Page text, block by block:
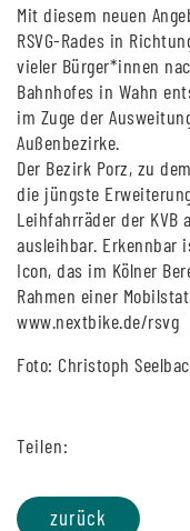
Mit diesem neuen
RSVG-Rades in
vieler Bürger*innen
Bahnhofes in Wahn
im Zuge der
Außenbezirke.
Der Bezirk Porz, zu
die jüngste
Leihfahrräder der KVB
ausleihbar. Erkennbar
Icon, das im Kölner
Rahmen einer
www.nextbike.de/rsvg
Foto: Christoph
Teilen:
zurück